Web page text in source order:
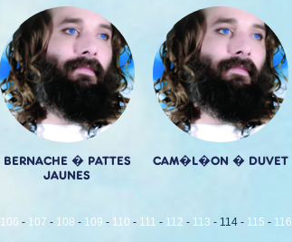
BERNACHE � PATTES
JAUNES
CAM�L�ON � DUVET
106 - 107 - 108 - 109 - 110 - 111 - 112 - 113 - 114- 115 - 116